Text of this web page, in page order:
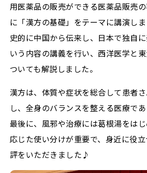
用医薬品の販売ができる医薬品販売の
に「漢方の基礎」をテーマに講演し
史的に中国から伝来し、日本で独自
いう内容の講義を行い、西洋医学と
ついても解説しました。
漢方は、体質や症状を総合して患者
し、全身のバランスを整える医療で
最後に、風邪や治療には葛根湯をは
応じた使い分けが重要で、身近に役
評をいただきました♪